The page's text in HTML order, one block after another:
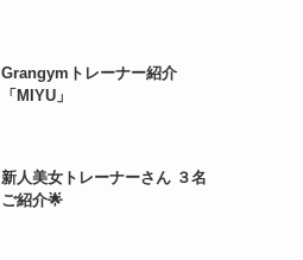
Grangymトレーナー紹介
「MIYU」
新人美女トレーナーさん ３名
ご紹介🌟